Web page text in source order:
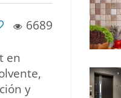
6689
en
y